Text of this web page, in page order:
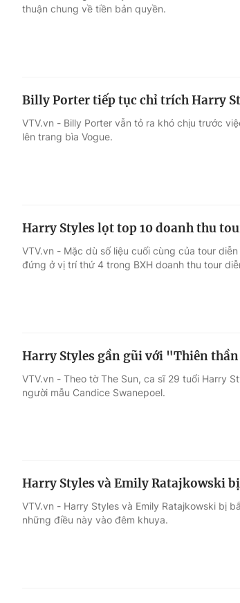
thuận chung về tiền bản quyền.
Billy Porter tiếp tục chỉ trích Harry
VTV.vn - Billy Porter vẫn tỏ ra khó chịu trước
lên trang bìa Vogue.
Harry Styles lọt top 10 doanh thu
VTV.vn - Mặc dù số liệu cuối cùng của tour
đứng ở vị trí thứ 4 trong BXH doanh thu tour
Harry Styles gần gũi với "Thiên
VTV.vn - Theo tờ The Sun, ca sĩ 29 tuổi Harry
người mẫu Candice Swanepoel.
Harry Styles và Emily Ratajkowski
VTV.vn - Harry Styles và Emily Ratajkowski bị
những điều này vào đêm khuya.